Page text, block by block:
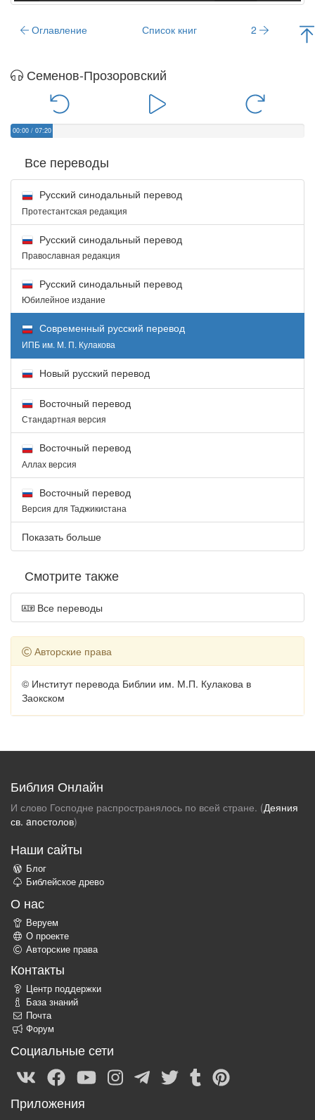
Оглавление Список книг 2
Семенов-Прозоровский
00:00 / 07:20
Все переводы
Русский синодальный перевод
Протестантская редакция
Русский синодальный перевод
Православная редакция
Русский синодальный перевод
Юбилейное издание
Современный русский перевод
ИПБ им. М. П. Кулакова
Новый русский перевод
Восточный перевод
Стандартная версия
Восточный перевод
Аллах версия
Восточный перевод
Версия для Таджикистана
Показать больше
Смотрите также
Все переводы
Авторские права
© Институт перевода Библии им. М.П. Кулакова в
Заокском
Библия Онлайн
И слово Господне распространялось по всей стране. (Деяния
св. aпостолов)
Наши сайты
Блог
Библейское древо
О нас
Веруем
О проекте
Авторские права
Контакты
Центр поддержки
База знаний
Почта
Форум
Социальные сети
Приложения